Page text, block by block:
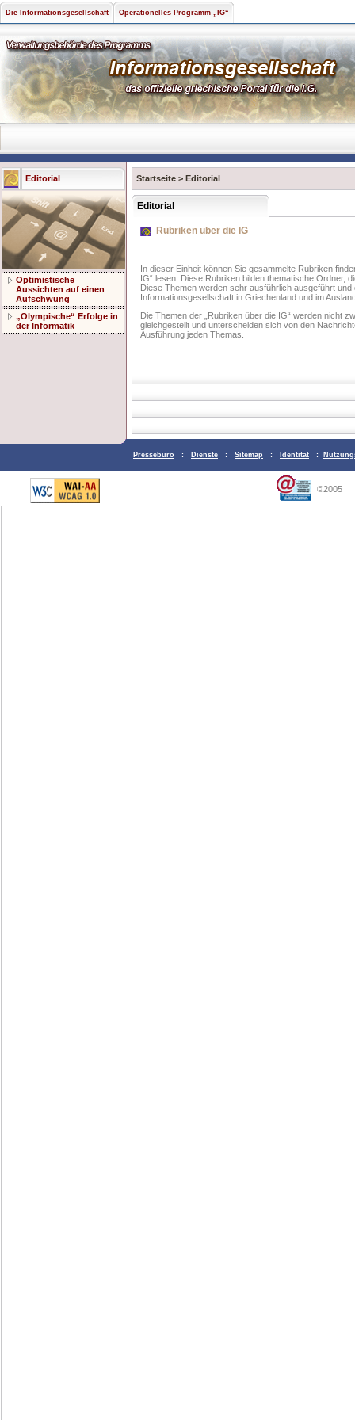
Die Informationsgesellschaft Operationelles Programm „IG“
Editorial
Optimistische
Aussichten auf einen
Aufschwung
„Olympische“ Erfolge in
der Informatik
Startseite > Editorial
Editorial
Rubriken über die IG
In dieser Einheit können Sie gesammelte Rubriken
IG“ lesen. Diese Rubriken bilden thematische Ordner,
Diese Themen werden sehr ausführlich ausgeführt und
Informationsgesellschaft in Griechenland und im
Die Themen der „Rubriken über die IG“ werden nicht
gleichgestellt und unterscheiden sich von den
Ausführung jeden Themas.
Pressebüro : Dienste : Sitemap : Identitat :
©2005